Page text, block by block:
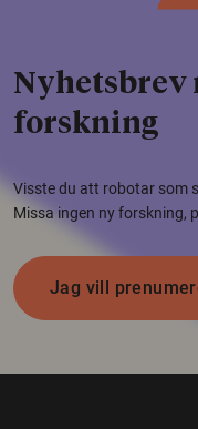
Nyhetsbrev
forskning
Visste du att robotar som
Missa ingen ny forskning,
Jag vill